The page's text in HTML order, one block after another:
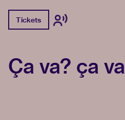
Tickets
Ça va? ça va